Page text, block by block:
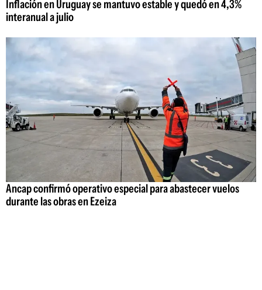
Inflación en Uruguay se mantuvo estable y quedó en 4,3%
interanual a julio
Ancap confirmó operativo especial para abastecer vuelos
durante las obras en Ezeiza